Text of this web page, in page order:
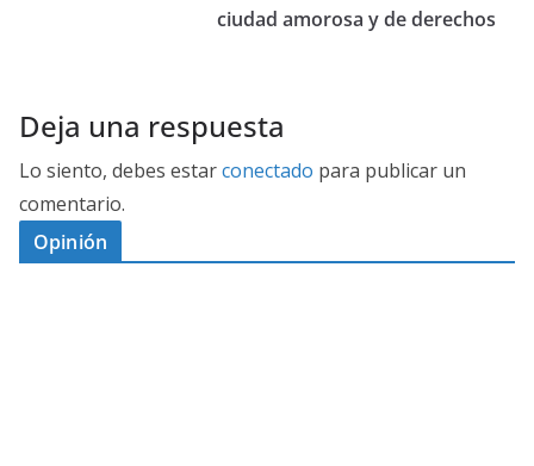
ciudad amorosa y de derechos
Deja una respuesta
Lo siento, debes estarconectado para publicar un
comentario.
Opinión